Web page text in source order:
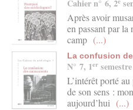
Cahier n° 6, 2
Après avoir
en passant par la
camp (...)
La confusion
N° 7, 1er
L’intérêt porté
de son sens :
aujourd’hui (...)